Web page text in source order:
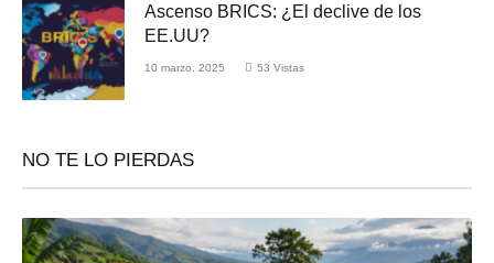
Ascenso BRICS: ¿El declive de los
EE.UU?
10 marzo, 2025 53 Vistas
NO TE LO PIERDAS